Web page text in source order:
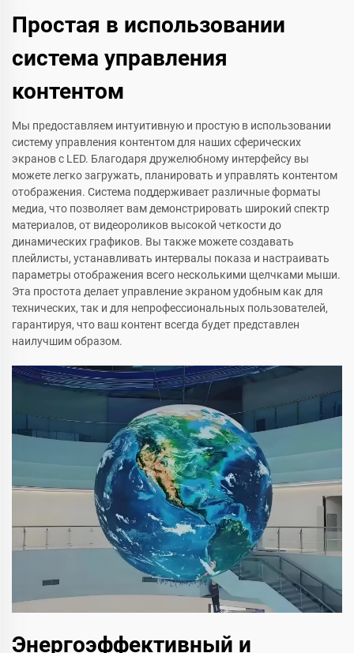
Простая в использовании
система управления
контентом
Мы предоставляем интуитивную и простую в использовании
систему управления контентом для наших сферических
экранов с LED. Благодаря дружелюбному интерфейсу вы
можете легко загружать, планировать и управлять контентом
отображения. Система поддерживает различные форматы
медиа, что позволяет вам демонстрировать широкий спектр
материалов, от видеороликов высокой четкости до
динамических графиков. Вы также можете создавать
плейлисты, устанавливать интервалы показа и настраивать
параметры отображения всего несколькими щелчками мыши.
Эта простота делает управление экраном удобным как для
технических, так и для непрофессиональных пользователей,
гарантируя, что ваш контент всегда будет представлен
наилучшим образом.
Энергоэффективный и